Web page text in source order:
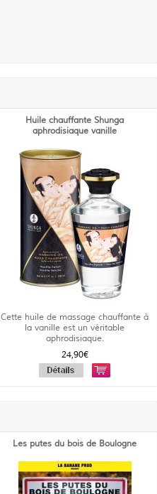
Huile chauffante Shunga
aphrodisiaque vanille
Cette huile de massage chauffante à
la vanille est un véritable
aphrodisiaque.
24,90€
Les putes du bois de Boulogne